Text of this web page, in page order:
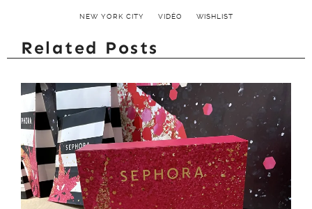
NEW YORK CITY VIDÉO WISHLIST
Related Posts